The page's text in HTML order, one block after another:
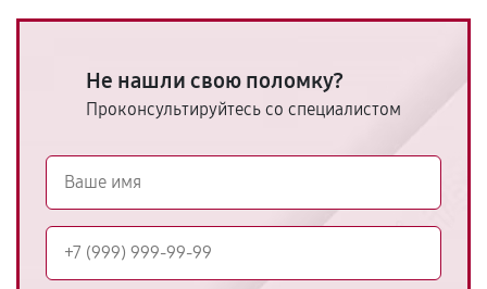
Не нашли свою поломку?
Проконсультируйтесь со специалистом